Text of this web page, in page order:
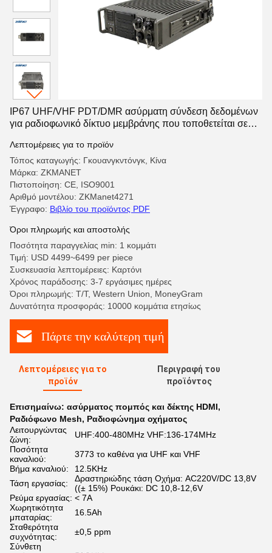
IP67 UHF/VHF PDT/DMR ασύρματη σύνδεση δεδομένων
για ραδιοφωνικό δίκτυο μεμβράνης που τοποθετείται σε
Λεπτομέρειες για το προϊόν
Τόπος καταγωγής: Γκουανγκντόνγκ, Κίνα
Μάρκα: ZKMANET
Πιστοποίηση: CE, ISO9001
Αριθμό μοντέλου: ZKManet4271
Έγγραφο: Βιβλίο του προϊόντος PDF
Όροι πληρωμής και αποστολής
Ποσότητα παραγγελίας min: 1 κομμάτι
Τιμή: USD 4499~6499 per piece
Συσκευασία λεπτομέρειες: Καρτόνι
Χρόνος παράδοσης: 3-7 εργάσιμες ημέρες
Όροι πληρωμής: T/T, Western Union, MoneyGram
Δυνατότητα προσφοράς: 10000 κομμάτια ετησίως
Πάρτε την καλύτερη τιμή
Λεπτομέρειες για το
προϊόν
Περιγραφή του
προϊόντος
Επισημαίνω: ασύρματος πομπός και δέκτης HDMI,
Ραδιόφωνο Mesh, Ραδιοφώνημα οχήματος
Λειτουργώντας
ζώνη:
UHF:400-480MHz VHF:136-174MHz
Ποσότητα
καναλιού:
3773 το καθένα για UHF και VHF
Βήμα καναλιού:
12.5KHz
Τάση εργασίας:
Δραστηριώδης τάση Οχήμα: AC220V/DC 13,8V
((± 15%) Ρουκάκι: DC 10,8-12,6V
Ρεύμα εργασίας: < 7A
Χωρητικότητα
μπαταρίας:
16.5Ah
Σταθερότητα
συχνότητας:
±0,5 ppm
Σύνθετη